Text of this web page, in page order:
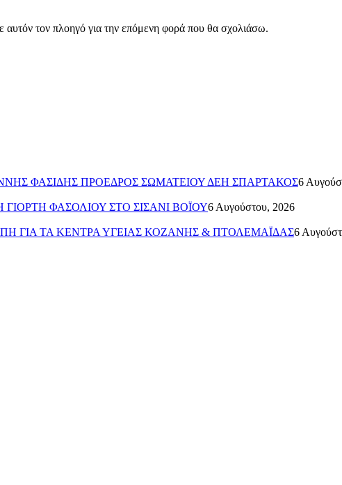
τον πλοηγό για την επόμενη φορά που θα σχολιάσω.
ΦΑΣΙΔΗΣ ΠΡΟΕΔΡΟΣ ΣΩΜΑΤΕΙΟΥ ΔΕΗ ΣΠΑΡΤΑΚΟΣ6
ΦΑΣΟΛΙΟΥ ΣΤΟ ΣΙΣΑΝΙ ΒΟΪΟΥ6 Αυγούστου, 2026
ΓΙΑ ΤΑ ΚΕΝΤΡΑ ΥΓΕΙΑΣ ΚΟΖΑΝΗΣ & ΠΤΟΛΕΜΑΪΔΑΣ6